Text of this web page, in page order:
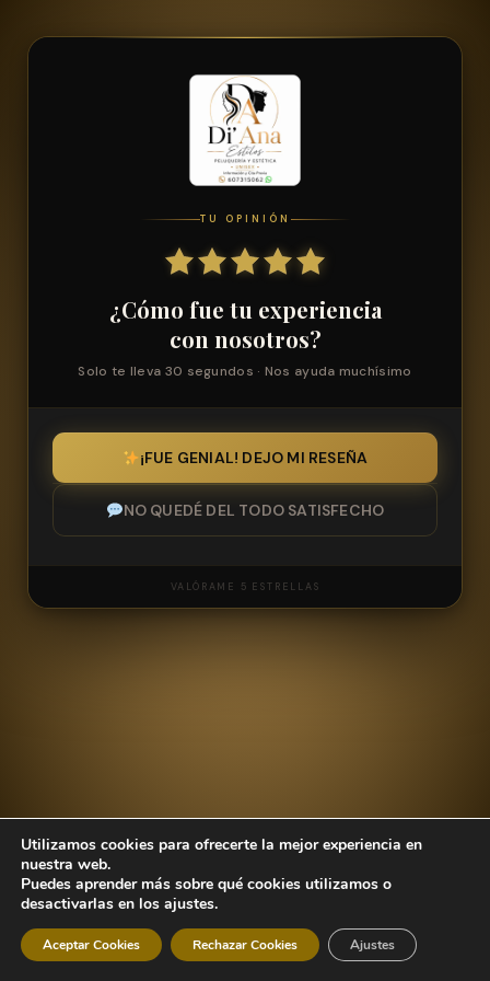
TU OPINIÓN
¿Cómo fue tu experiencia
con nosotros?
Solo te lleva 30 segundos · Nos ayuda muchísimo
¡FUE GENIAL! DEJO MI RESEÑA
NO QUEDÉ DEL TODO SATISFECHO
VALÓRAME 5 ESTRELLAS
CORREO ELECTRÓNICO
MENSAJE
Utilizamos cookies para ofrecerte la mejor experiencia en
nuestra web.
Puedes aprender más sobre qué cookies utilizamos o
desactivarlas en los ajustes.
Aceptar Cookies Rechazar Cookies Ajustes